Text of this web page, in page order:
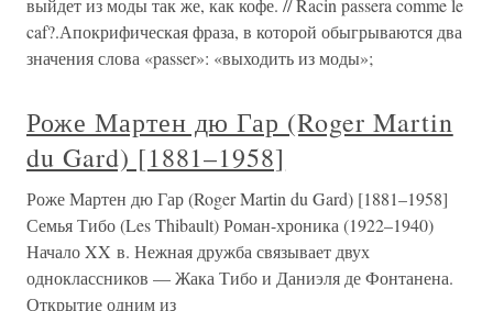
выйдет из моды так же, как кофе. // Racin passera comme le
caf?.Апокрифическая фраза, в которой обыгрываются два
значения слова «passer»: «выходить из моды»;
Роже Мартен дю Гар (Roger Martin
du Gard) [1881–1958]
Роже Мартен дю Гар (Roger Martin du Gard) [1881–1958]
Семья Тибо (Les Thibault) Роман-хроника (1922–1940)
Начало XX в. Нежная дружба связывает двух
одноклассников — Жака Тибо и Даниэля де Фонтанена.
Открытие одним из